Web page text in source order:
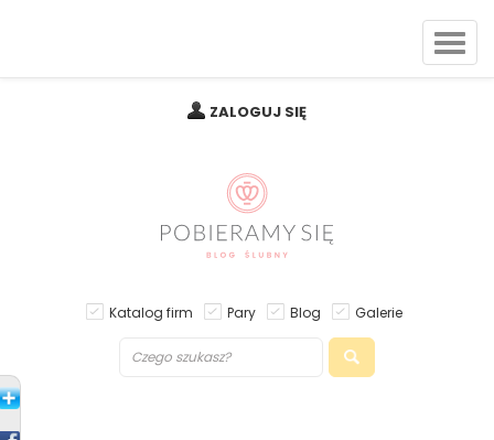
ZALOGUJ SIĘ
Katalog firm Pary Blog Galerie